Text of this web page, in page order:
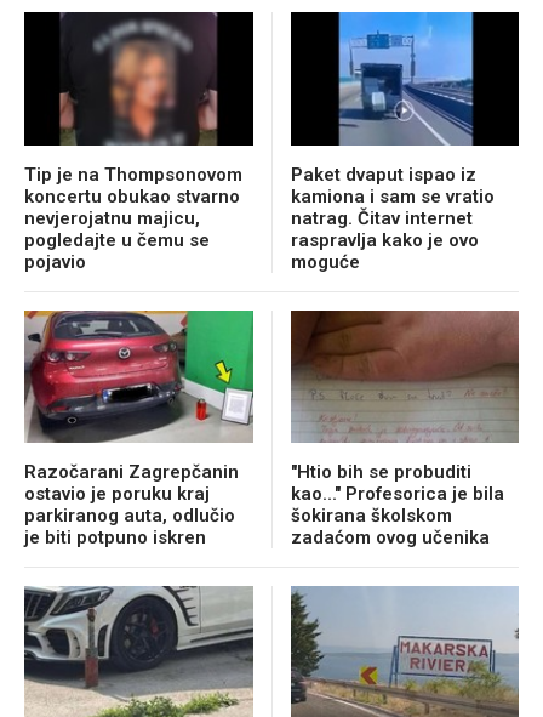
Tip je na Thompsonovom
koncertu obukao stvarno
nevjerojatnu majicu,
pogledajte u čemu se
pojavio
Paket dvaput ispao iz
kamiona i sam se vratio
natrag. Čitav internet
raspravlja kako je ovo
moguće
Razočarani Zagrepčanin
ostavio je poruku kraj
parkiranog auta, odlučio
je biti potpuno iskren
"Htio bih se probuditi
kao..." Profesorica je bila
šokirana školskom
zadaćom ovog učenika